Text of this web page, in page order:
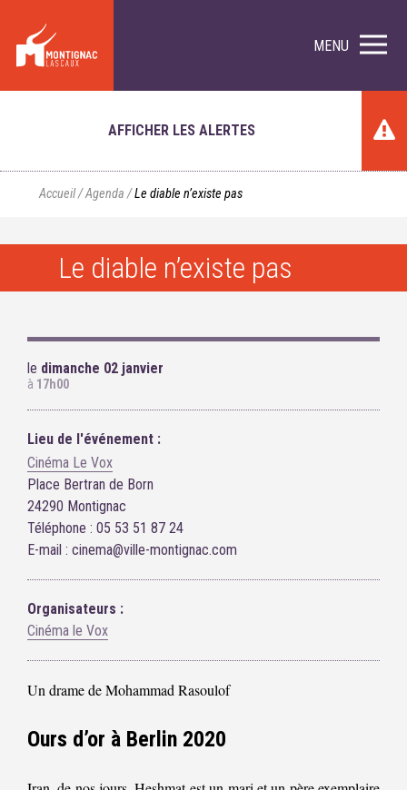
MENU
AFFICHER LES ALERTES
Accueil/Agenda /Le diable n’existe pas
Le diable n’existe pas
le dimanche 02 janvier
à 17h00
Lieu de l'événement :
Cinéma Le Vox
Place Bertran de Born
24290 Montignac
Téléphone : 05 53 51 87 24
E-mail : cinema@ville-montignac.com
Organisateurs :
Cinéma le Vox
Un drame de Mohammad Rasoulof
Ours d’or à Berlin 2020